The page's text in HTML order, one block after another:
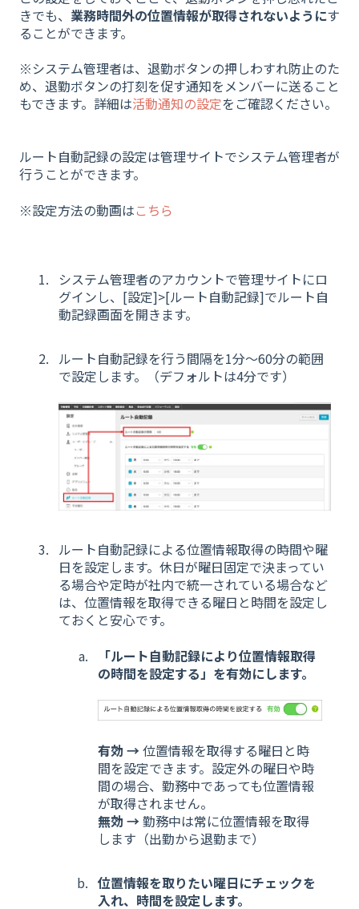
きでも、 業務時間外の位置情報が取得されないようにす
ることができます。
※システム管理者は、退勤ボタンの押しわすれ防止のた
め、退勤ボタンの打刻を促す通知をメンバーに送ること
もできます。詳細は活動通知の設定をご確認ください。
ルート自動記録の設定は管理サイトでシステム管理者が
行うことができます。
※設定方法の動画はこちら
システム管理者のアカウントで管理サイトにロ
グインし、[設定]>[ルート自動記録]でルート自
動記録画面を開きます。
ルート自動記録を行う間隔を1分～60分の範囲
で設定します。（デフォルトは4分です）
ルート自動記録による位置情報取得の時間や曜
日を設定します。休日が曜日固定で決まってい
る場合や定時が社内で統一されている場合など
は、位置情報を取得できる曜日と時間を設定し
ておくと安心です。
「ルート自動記録により位置情報取得
の時間を設定する」を有効にします。
有効 →位置情報を取得する曜日と時
間を設定できます。設定外の曜日や時
間の場合、勤務中であっても位置情報
が取得されません。
無効 →勤務中は常に位置情報を取得
します（出勤から退勤まで）
位置情報を取りたい曜日にチェックを
入れ、時間を設定します。